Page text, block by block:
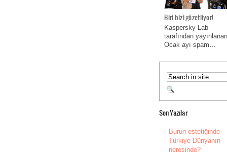
Biri bizi gözetliyor!
Kaspersky Lab
tarafından yayınlanan
Ocak ayı spam…
Son Yazılar
Burun estetiğinde
Türkiye Dünyanın
neresinde?